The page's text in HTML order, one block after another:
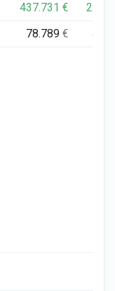
437.731€
78.789€